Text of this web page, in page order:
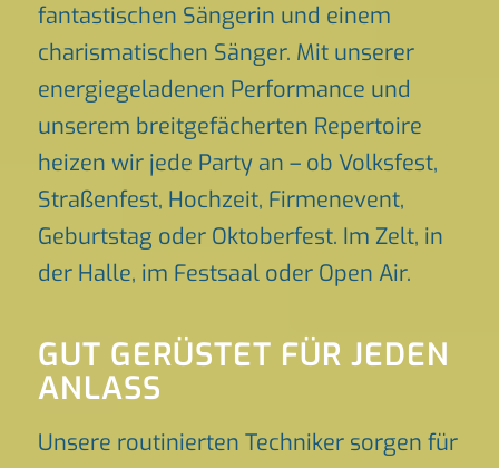
fantastischen Sängerin und einem
charismatischen Sänger. Mit unserer
energiegeladenen Performance und
unserem breitgefächerten Repertoire
heizen wir jede Party an – ob Volksfest,
Straßenfest, Hochzeit, Firmenevent,
Geburtstag oder Oktoberfest. Im Zelt, in
der Halle, im Festsaal oder Open Air.
GUT GERÜSTET FÜR JEDEN
ANLASS
Unsere routinierten Techniker sorgen für